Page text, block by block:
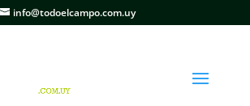
info@todoelcampo.com.uy